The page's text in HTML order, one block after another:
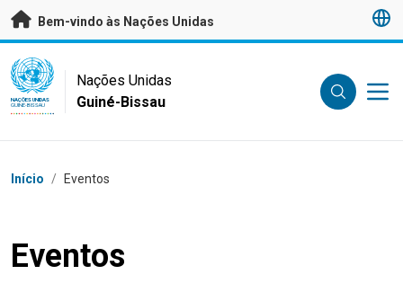
Saltar para conteúdo principal
Bem-vindo às Nações Unidas
UN Logo
NAÇÕES UNIDAS
GUINÉ-BISSAU
Nações Unidas
Guiné-Bissau
Breadcrumb
Início / Eventos
Eventos